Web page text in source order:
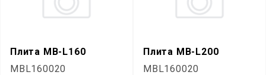
Плита MB-L160
MBL160020
Плита MB-L200
MBL160020